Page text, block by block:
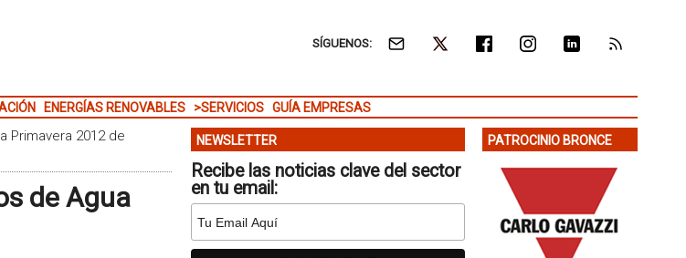
SÍGUENOS:
ENERGÍAS RENOVABLES >SERVICIOS GUÍA EMPRESAS
Primavera 2012 de
de Agua
NEWSLETTER
Recibe las noticias clave del sector
en tu email:
PATROCINIO BRONCE